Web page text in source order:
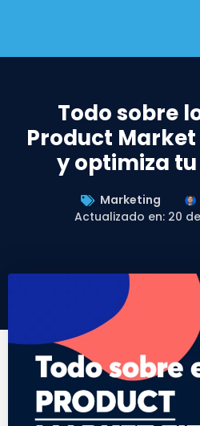
Todo sobre
Product
y optimiza
Marketing
Actualizado en: 20